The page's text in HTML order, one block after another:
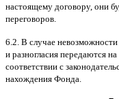
настоящему договору, они
переговоров
6.2. B случае
и разногласия передаются
соответствии c
нахождения Фонда